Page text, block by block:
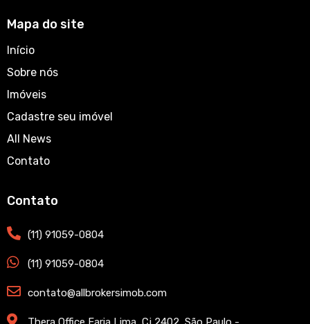
Mapa do site
Início
Sobre nós
Imóveis
Cadastre seu imóvel
All News
Contato
Contato
(11) 91059-0804
(11) 91059-0804
contato@allbrokersimob.com